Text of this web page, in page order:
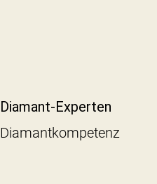
Diamant-Experten
Diamantkompetenz